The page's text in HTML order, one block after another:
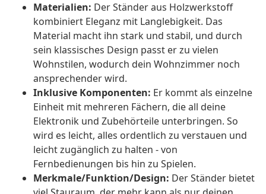
Materialien: Der Ständer aus Holzwerkstoff
kombiniert Eleganz mit Langlebigkeit. Das
Material macht ihn stark und stabil, und durch
sein klassisches Design passt er zu vielen
Wohnstilen, wodurch dein Wohnzimmer noch
ansprechender wird.
Inklusive Komponenten: Er kommt als einzelne
Einheit mit mehreren Fächern, die all deine
Elektronik und Zubehörteile unterbringen. So
wird es leicht, alles ordentlich zu verstauen und
leicht zugänglich zu halten - von
Fernbedienungen bis hin zu Spielen.
Merkmale/Funktion/Design: Der Ständer bietet